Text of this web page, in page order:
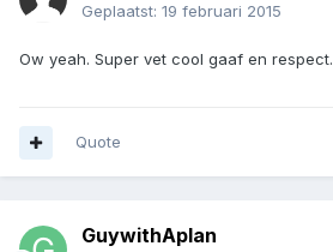
Geplaatst: 19 februari 2015
Ow yeah. Super vet cool gaaf en respect.
Quote
GuywithAplan